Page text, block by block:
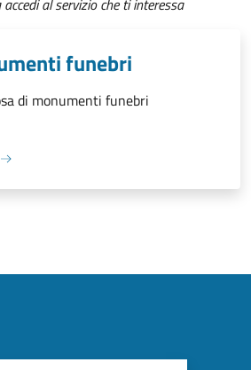
al servizio che ti interessa
funebri
di monumenti funebri